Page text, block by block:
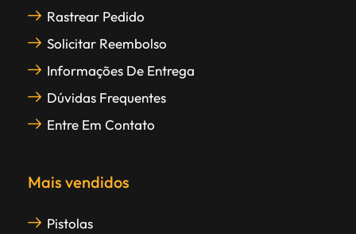
Rastrear Pedido
Solicitar Reembolso
Informações De Entrega
Dúvidas Frequentes
Entre Em Contato
Mais vendidos
Pistolas